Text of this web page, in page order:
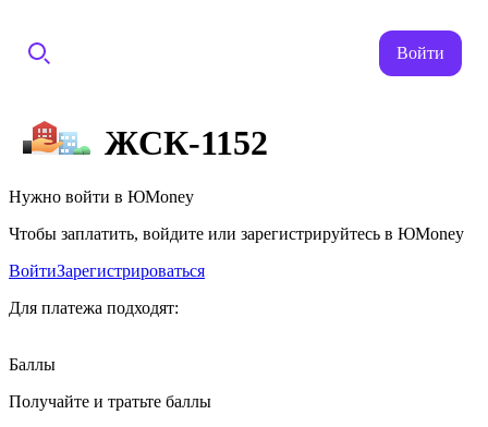
Войти
ЖСК-1152
Нужно войти в ЮMoney
Чтобы заплатить, войдите или зарегистрируйтесь в ЮMoney
ВойтиЗарегистрироваться
Для платежа подходят:
Баллы
Получайте и тратьте баллы